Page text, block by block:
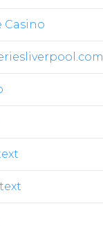
Casino